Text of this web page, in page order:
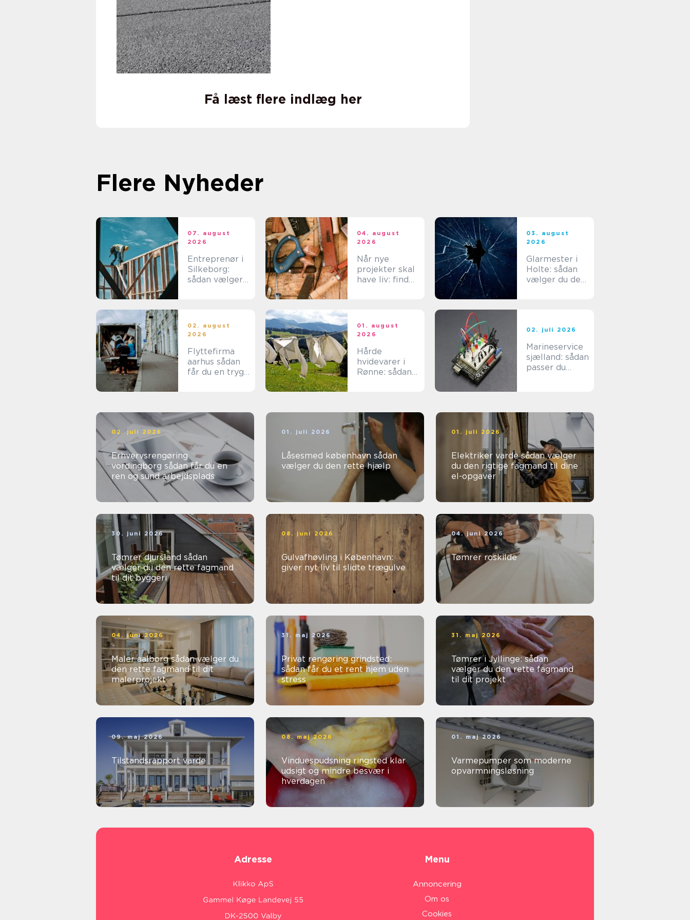
Få læst flere indlæg her
Flere Nyheder
07. august
2026
Entreprenør i
Silkeborg:
sådan vælger
04. august
2026
Når nye
projekter skal
have liv: find
03. august
2026
Glarmester i
Holte: sådan
vælger du den
02. august
2026
Flyttefirma
aarhus sådan
får du en tryg
01. august
2026
Hårde
hvidevarer i
Rønne: sådan
02. juli 2026
Marineservice
sjælland: sådan
passer du
02. juli 2026
Erhvervsrengøring
vordingborg sådan får du en
ren og sund arbejdsplads
01. juli 2026
Låsesmed københavn sådan
vælger du den rette hjælp
01. juli 2026
Elektriker varde sådan vælger
du den rigtige fagmand til dine
el-opgaver
30. juni 2026
Tømrer djursland sådan
vælger du den rette fagmand
til dit byggeri
08. juni 2026
Gulvafhøvling i København:
giver nyt liv til slidte trægulve
04. juni 2026
Tømrer roskilde
04. juni 2026
Maler aalborg sådan vælger du
den rette fagmand til dit
malerprojekt
31. maj 2026
Privat rengøring grindsted:
sådan får du et rent hjem uden
stress
31. maj 2026
Tømrer i Jyllinge: sådan
vælger du den rette fagmand
til dit projekt
09. maj 2026
Tilstandsrapport varde
08. maj 2026
Vinduespudsning ringsted klar
udsigt og mindre besvær i
hverdagen
01. maj 2026
Varmepumper som moderne
opvarmningsløsning
Adresse Menu
Annoncering
Om os
Cookies